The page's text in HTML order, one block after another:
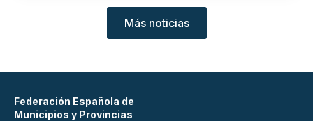
Más noticias
Federación Española de
Municipios y Provincias